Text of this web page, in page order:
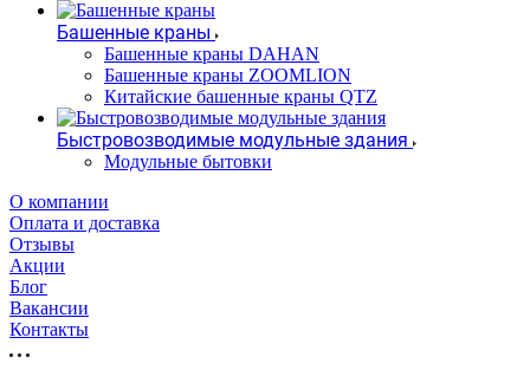
Башенные краны
Башенные краны DAHAN
Башенные краны ZOOMLION
Китайские башенные краны QTZ
Быстровозводимые модульные здания
Модульные бытовки
О компании
Оплата и доставка
Отзывы
Акции
Блог
Вакансии
Контакты